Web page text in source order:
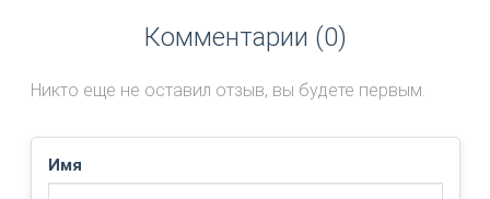
Комментарии (0)
Никто еще не оставил отзыв, вы будете первым.
Имя